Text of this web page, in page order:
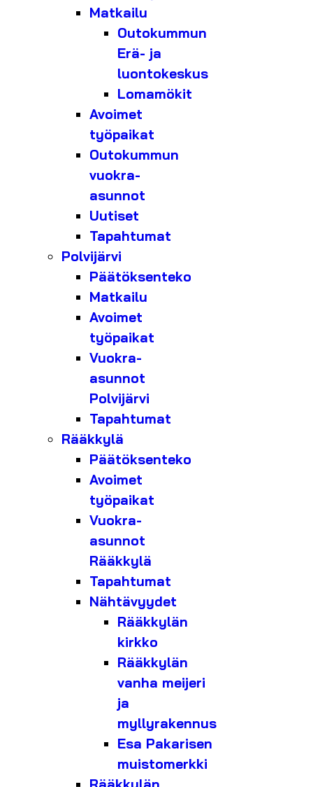
Matkailu
Outokummun
Erä- ja
luontokeskus
Lomamökit
Avoimet
työpaikat
Outokummun
vuokra-
asunnot
Uutiset
Tapahtumat
Polvijärvi
Päätöksenteko
Matkailu
Avoimet
työpaikat
Vuokra-
asunnot
Polvijärvi
Tapahtumat
Rääkkylä
Päätöksenteko
Avoimet
työpaikat
Vuokra-
asunnot
Rääkkylä
Tapahtumat
Nähtävyydet
Rääkkylän
kirkko
Rääkkylän
vanha meijeri
ja
myllyrakennus
Esa Pakarisen
muistomerkki